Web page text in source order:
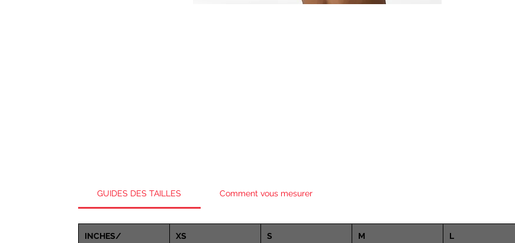
GUIDES DES TAILLES Comment vous mesurer
INCHES/
XS S M L